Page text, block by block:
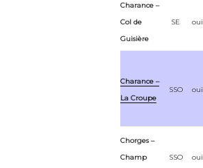
Charance –
Col de
Guisière
SE oui
Charance –
La Croupe
SSO oui
Chorges –
Champ
SSO oui